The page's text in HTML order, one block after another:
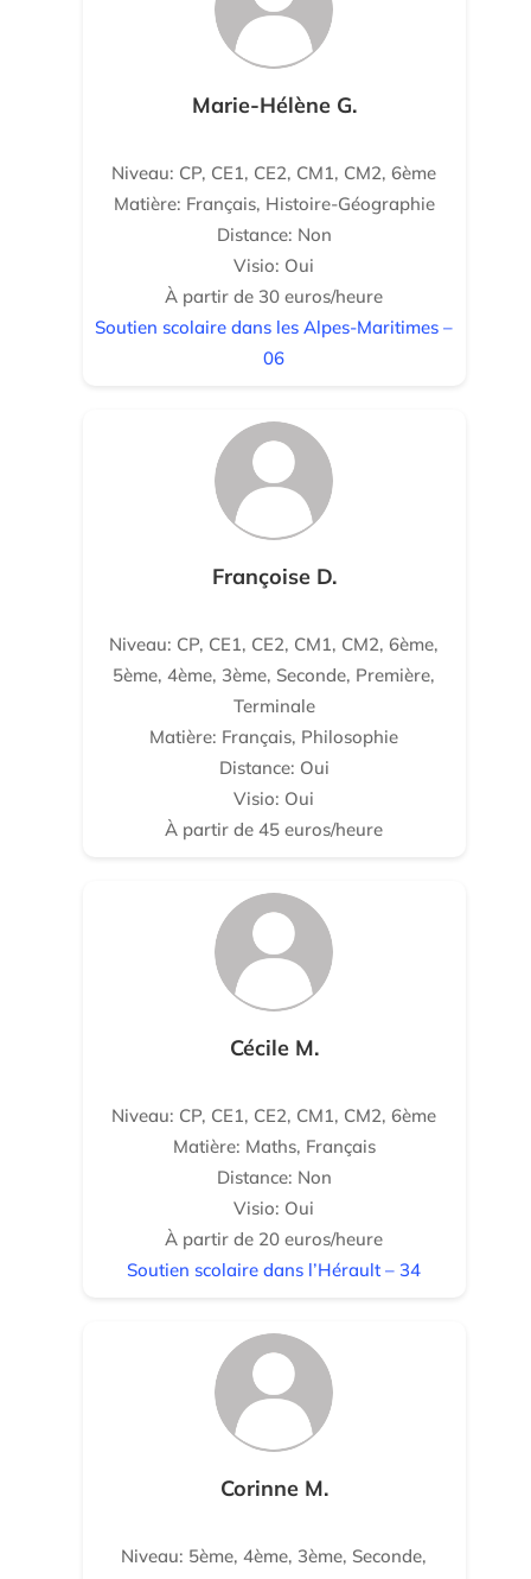
Marie-Hélène G.
Niveau: CP, CE1, CE2, CM1, CM2, 6ème
Matière: Français, Histoire-Géographie
Distance: Non
Visio: Oui
À partir de 30 euros/heure
Soutien scolaire dans les Alpes-Maritimes –
06
Françoise D.
Niveau: CP, CE1, CE2, CM1, CM2, 6ème,
5ème, 4ème, 3ème, Seconde, Première,
Terminale
Matière: Français, Philosophie
Distance: Oui
Visio: Oui
À partir de 45 euros/heure
Cécile M.
Niveau: CP, CE1, CE2, CM1, CM2, 6ème
Matière: Maths, Français
Distance: Non
Visio: Oui
À partir de 20 euros/heure
Soutien scolaire dans l’Hérault – 34
Corinne M.
Niveau: 5ème, 4ème, 3ème, Seconde,